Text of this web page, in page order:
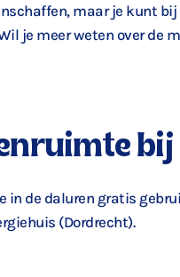
maar je kunt bij
je meer weten over de
in de daluren gratis
(Dordrecht).